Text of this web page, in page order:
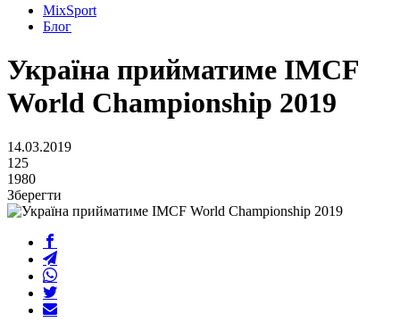
MixSport
Блог
Україна прийматиме IMCF
World Championship 2019
14.03.2019
125
1980
Зберегти